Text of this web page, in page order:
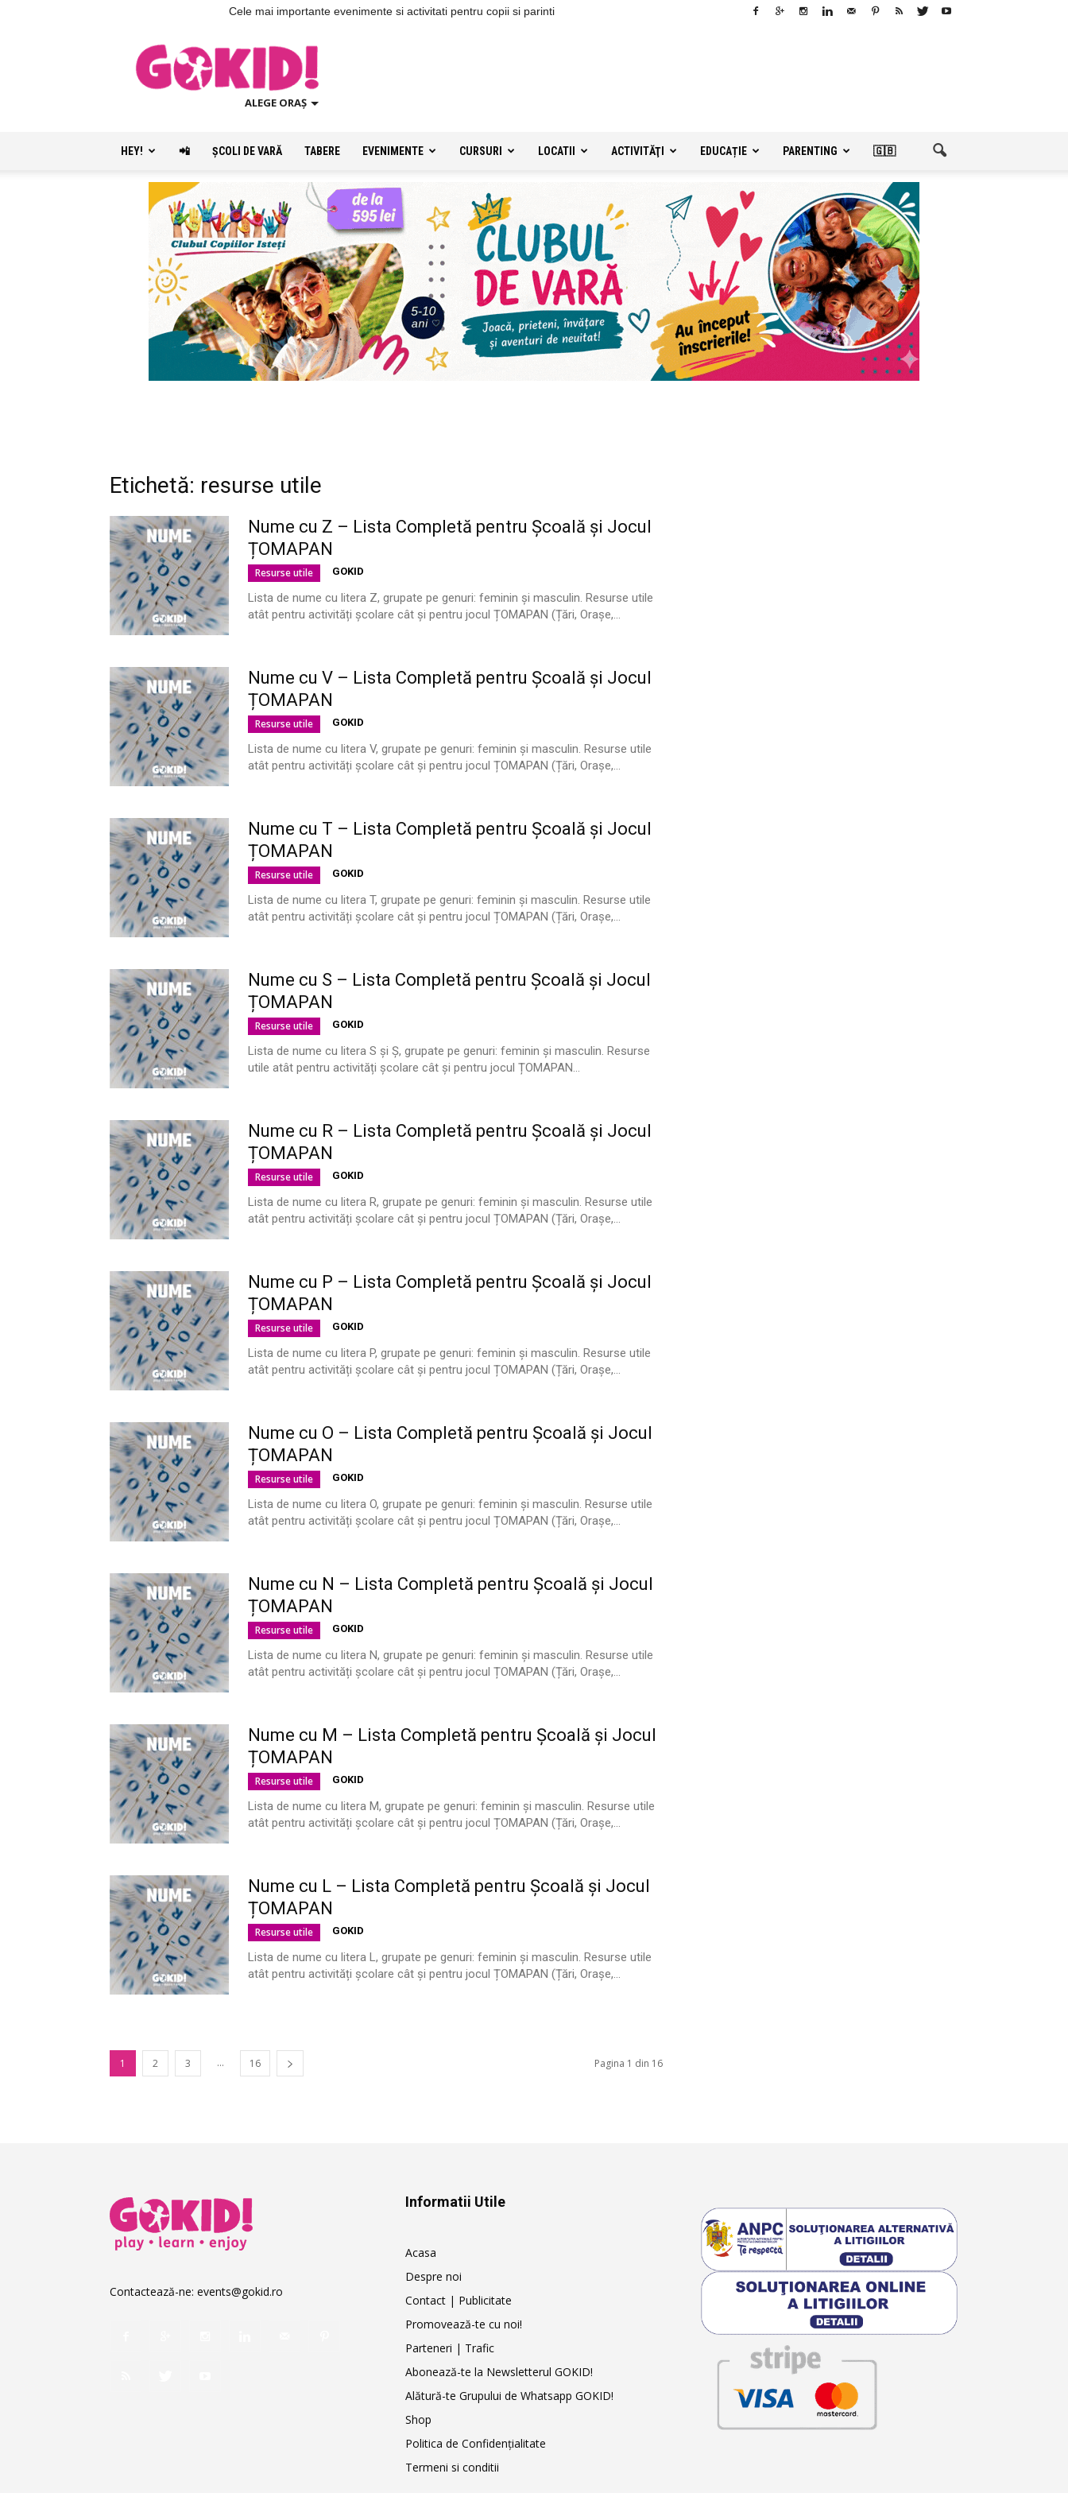
Cele mai importante evenimente si activitati pentru copii si parinti
ALEGE ORAȘ
HEY! 📲 ŞCOLI DE VARĂ TABERE EVENIMENTE CURSURI LOCATII ACTIVITĂŢI EDUCAȚIE PARENTING 🇬🇧
Etichetă: resurse utile
Nume cu Z – Lista Completă pentru Școală și Jocul
ȚOMAPAN
Resurse utile GOKID
Lista de nume cu litera Z, grupate pe genuri: feminin și masculin. Resurse utile
atât pentru activități școlare cât și pentru jocul ȚOMAPAN (Țări, Orașe,...
Nume cu V – Lista Completă pentru Școală și Jocul
ȚOMAPAN
Resurse utile GOKID
Lista de nume cu litera V, grupate pe genuri: feminin și masculin. Resurse utile
atât pentru activități școlare cât și pentru jocul ȚOMAPAN (Țări, Orașe,...
Nume cu T – Lista Completă pentru Școală și Jocul
ȚOMAPAN
Resurse utile GOKID
Lista de nume cu litera T, grupate pe genuri: feminin și masculin. Resurse utile
atât pentru activități școlare cât și pentru jocul ȚOMAPAN (Țări, Orașe,...
Nume cu S – Lista Completă pentru Școală și Jocul
ȚOMAPAN
Resurse utile GOKID
Lista de nume cu litera S și Ș, grupate pe genuri: feminin și masculin. Resurse
utile atât pentru activități școlare cât și pentru jocul ȚOMAPAN...
Nume cu R – Lista Completă pentru Școală și Jocul
ȚOMAPAN
Resurse utile GOKID
Lista de nume cu litera R, grupate pe genuri: feminin și masculin. Resurse utile
atât pentru activități școlare cât și pentru jocul ȚOMAPAN (Țări, Orașe,...
Nume cu P – Lista Completă pentru Școală și Jocul
ȚOMAPAN
Resurse utile GOKID
Lista de nume cu litera P, grupate pe genuri: feminin și masculin. Resurse utile
atât pentru activități școlare cât și pentru jocul ȚOMAPAN (Țări, Orașe,...
Nume cu O – Lista Completă pentru Școală și Jocul
ȚOMAPAN
Resurse utile GOKID
Lista de nume cu litera O, grupate pe genuri: feminin și masculin. Resurse utile
atât pentru activități școlare cât și pentru jocul ȚOMAPAN (Țări, Orașe,...
Nume cu N – Lista Completă pentru Școală și Jocul
ȚOMAPAN
Resurse utile GOKID
Lista de nume cu litera N, grupate pe genuri: feminin și masculin. Resurse utile
atât pentru activități școlare cât și pentru jocul ȚOMAPAN (Țări, Orașe,...
Nume cu M – Lista Completă pentru Școală și Jocul
ȚOMAPAN
Resurse utile GOKID
Lista de nume cu litera M, grupate pe genuri: feminin și masculin. Resurse utile
atât pentru activități școlare cât și pentru jocul ȚOMAPAN (Țări, Orașe,...
Nume cu L – Lista Completă pentru Școală și Jocul
ȚOMAPAN
Resurse utile GOKID
Lista de nume cu litera L, grupate pe genuri: feminin și masculin. Resurse utile
atât pentru activități școlare cât și pentru jocul ȚOMAPAN (Țări, Orașe,...
1 2 3 ... 16 Pagina 1 din 16
Contactează-ne: events@gokid.ro
Informatii Utile
Acasa
Despre noi
Contact | Publicitate
Promovează-te cu noi!
Parteneri | Trafic
Abonează-te la Newsletterul GOKID!
Alătură-te Grupului de Whatsapp GOKID!
Shop
Politica de Confidențialitate
Termeni si conditii